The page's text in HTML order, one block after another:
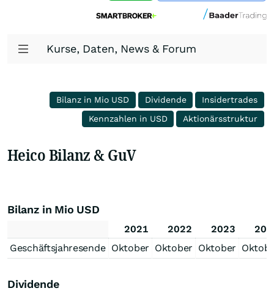
Kurse, Daten, News & Forum
Bilanz in Mio USD Dividende
Insidertrades
Kennzahlen in USD
Aktionärsstruktur
Heico Bilanz & GuV
Bilanz in Mio USD
2021 2022 2023
Geschäftsjahresende Oktober Oktober Oktober
Dividende